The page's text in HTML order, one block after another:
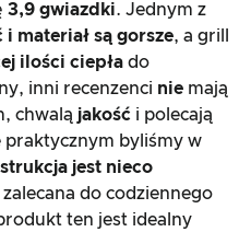
3,9 gwiazdki. Jednym z
i materiał są gorsze, a grill
ilości ciepła do
inni recenzenci nie mają
chwalą jakość i polecają
praktycznym byliśmy w
jest nieco
do codziennego
ten jest idealny